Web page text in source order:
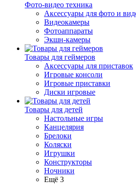
Фото-видео техника
Аксессуары для фото и
Видеокамеры
Фотоаппараты
Экшн-камеры
Товары для геймеров
Аксессуары для приставок
Игровые консоли
Игровые приставки
Диски игровые
Товары для детей
Настольные игры
Канцелярия
Брелоки
Коляски
Игрушки
Конструкторы
Ночники
Ещё 3